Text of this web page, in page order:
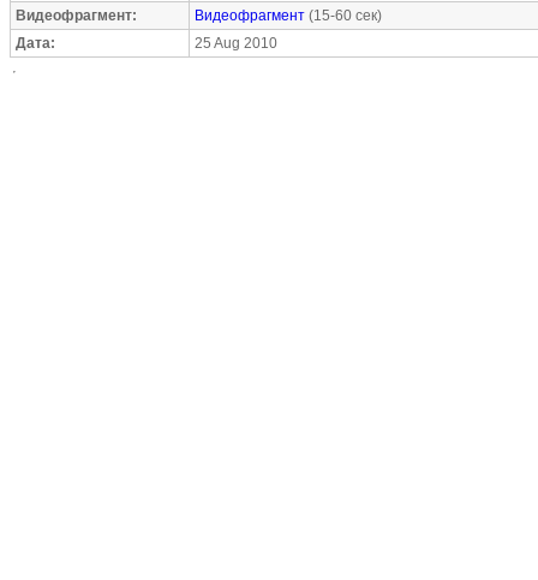
Видеофрагмент:
Видеофрагмент (15-60 сек)
Дата:
25 Aug 2010